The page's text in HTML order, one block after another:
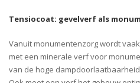
Tensiocoat: gevelverf als
Vanuit monumentenzorg wordt
met een minerale verf voor
van de hoge